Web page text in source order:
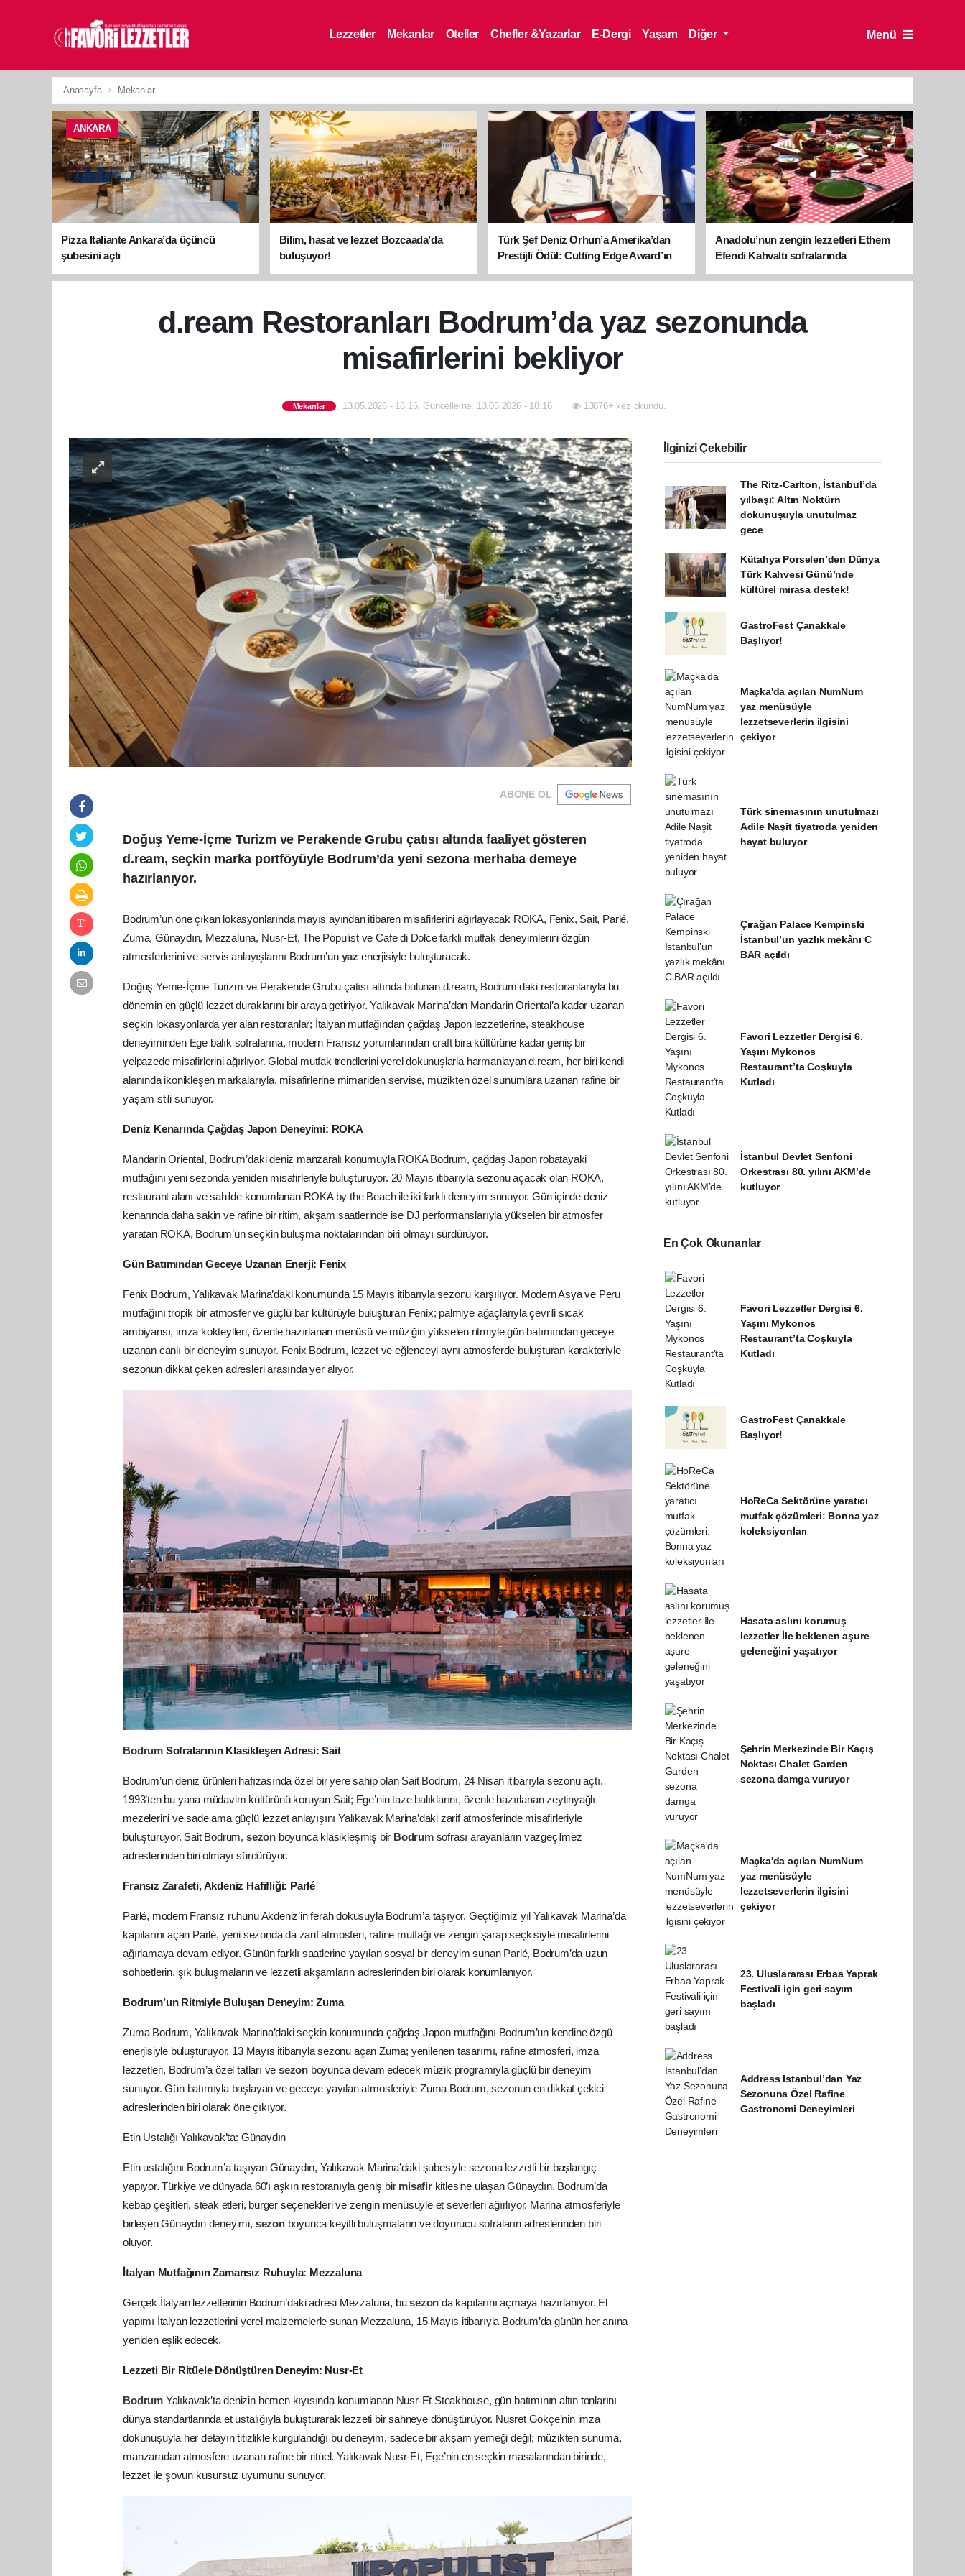
Lezzetler Mekanlar Oteller Chefler &Yazarlar E-Dergi Yaşam Diğer Menü
Anasayfa Mekanlar
ANKARA
Pizza Italiante Ankara’da üçüncü
şubesini açtı
Bilim, hasat ve lezzet Bozcaada’da
buluşuyor!
Türk Şef Deniz Orhun’a Amerika’dan
Prestijli Ödül: Cutting Edge Award’ın
sahibi oldu
Anadolu’nun zengin lezzetleri Ethem
Efendi Kahvaltı sofralarında
d.ream Restoranları Bodrum’da yaz sezonunda
misafirlerini bekliyor
Mekanlar 13.05.2026 - 18:16, Güncelleme: 13.05.2026 - 18:16 13876+ kez okundu.
ABONE OL
Doğuş Yeme-İçme Turizm ve Perakende Grubu çatısı altında faaliyet gösteren
d.ream, seçkin marka portföyüyle Bodrum’da yeni sezona merhaba demeye
hazırlanıyor.
Bodrum’un öne çıkan lokasyonlarında mayıs ayından itibaren misafirlerini ağırlayacak ROKA, Fenix, Sait, Parlé,
Zuma, Günaydın, Mezzaluna, Nusr-Et, The Populist ve Cafe di Dolce farklı mutfak deneyimlerini özgün
atmosferlerini ve servis anlayışlarını Bodrum’un yaz enerjisiyle buluşturacak.
Doğuş Yeme-İçme Turizm ve Perakende Grubu çatısı altında bulunan d.ream, Bodrum'daki restoranlarıyla bu
dönemin en güçlü lezzet duraklarını bir araya getiriyor. Yalıkavak Marina’dan Mandarin Oriental’a kadar uzanan
seçkin lokasyonlarda yer alan restoranlar; İtalyan mutfağından çağdaş Japon lezzetlerine, steakhouse
deneyiminden Ege balık sofralarına, modern Fransız yorumlarından craft bira kültürüne kadar geniş bir
yelpazede misafirlerini ağırlıyor. Global mutfak trendlerini yerel dokunuşlarla harmanlayan d.ream, her biri kendi
alanında ikonikleşen markalarıyla, misafirlerine mimariden servise, müzikten özel sunumlara uzanan rafine bir
yaşam stili sunuyor.
Deniz Kenarında Çağdaş Japon Deneyimi: ROKA
Mandarin Oriental, Bodrum’daki deniz manzaralı konumuyla ROKA Bodrum, çağdaş Japon robatayaki
mutfağını yeni sezonda yeniden misafirleriyle buluşturuyor. 20 Mayıs itibarıyla sezonu açacak olan ROKA,
restaurant alanı ve sahilde konumlanan ROKA by the Beach ile iki farklı deneyim sunuyor. Gün içinde deniz
kenarında daha sakin ve rafine bir ritim, akşam saatlerinde ise DJ performanslarıyla yükselen bir atmosfer
yaratan ROKA, Bodrum’un seçkin buluşma noktalarından biri olmayı sürdürüyor.
Gün Batımından Geceye Uzanan Enerji: Fenix
Fenix Bodrum, Yalıkavak Marina’daki konumunda 15 Mayıs itibarıyla sezonu karşılıyor. Modern Asya ve Peru
mutfağını tropik bir atmosfer ve güçlü bar kültürüyle buluşturan Fenix; palmiye ağaçlarıyla çevrili sıcak
ambiyansı, imza kokteylleri, özenle hazırlanan menüsü ve müziğin yükselen ritmiyle gün batımından geceye
uzanan canlı bir deneyim sunuyor. Fenix Bodrum, lezzet ve eğlenceyi aynı atmosferde buluşturan karakteriyle
sezonun dikkat çeken adresleri arasında yer alıyor.
Bodrum Sofralarının Klasikleşen Adresi: Sait
Bodrum’un deniz ürünleri hafızasında özel bir yere sahip olan Sait Bodrum, 24 Nisan itibarıyla sezonu açtı.
1993’ten bu yana müdavim kültürünü koruyan Sait; Ege’nin taze balıklarını, özenle hazırlanan zeytinyağlı
mezelerini ve sade ama güçlü lezzet anlayışını Yalıkavak Marina’daki zarif atmosferinde misafirleriyle
buluşturuyor. Sait Bodrum, sezon boyunca klasikleşmiş bir Bodrum sofrası arayanların vazgeçilmez
adreslerinden biri olmayı sürdürüyor.
Fransız Zarafeti, Akdeniz Hafifliği: Parlé
Parlé, modern Fransız ruhunu Akdeniz’in ferah dokusuyla Bodrum’a taşıyor. Geçtiğimiz yıl Yalıkavak Marina’da
kapılarını açan Parlé, yeni sezonda da zarif atmosferi, rafine mutfağı ve zengin şarap seçkisiyle misafirlerini
ağırlamaya devam ediyor. Günün farklı saatlerine yayılan sosyal bir deneyim sunan Parlé, Bodrum’da uzun
sohbetlerin, şık buluşmaların ve lezzetli akşamların adreslerinden biri olarak konumlanıyor.
Bodrum’un Ritmiyle Buluşan Deneyim: Zuma
Zuma Bodrum, Yalıkavak Marina’daki seçkin konumunda çağdaş Japon mutfağını Bodrum’un kendine özgü
enerjisiyle buluşturuyor. 13 Mayıs itibarıyla sezonu açan Zuma; yenilenen tasarımı, rafine atmosferi, imza
lezzetleri, Bodrum’a özel tatları ve sezon boyunca devam edecek müzik programıyla güçlü bir deneyim
sunuyor. Gün batımıyla başlayan ve geceye yayılan atmosferiyle Zuma Bodrum, sezonun en dikkat çekici
adreslerinden biri olarak öne çıkıyor.
Etin Ustalığı Yalıkavak’ta: Günaydın
Etin ustalığını Bodrum’a taşıyan Günaydın, Yalıkavak Marina’daki şubesiyle sezona lezzetli bir başlangıç
yapıyor. Türkiye ve dünyada 60’ı aşkın restoranıyla geniş bir misafir kitlesine ulaşan Günaydın, Bodrum’da
kebap çeşitleri, steak etleri, burger seçenekleri ve zengin menüsüyle et severleri ağırlıyor. Marina atmosferiyle
birleşen Günaydın deneyimi, sezon boyunca keyifli buluşmaların ve doyurucu sofraların adreslerinden biri
oluyor.
İtalyan Mutfağının Zamansız Ruhuyla: Mezzaluna
Gerçek İtalyan lezzetlerinin Bodrum’daki adresi Mezzaluna, busezonda kapılarını açmaya hazırlanıyor. El
yapımı İtalyan lezzetlerini yerel malzemelerle sunan Mezzaluna, 15 Mayıs itibarıyla Bodrum’da günün her anına
yeniden eşlik edecek.
Lezzeti Bir Ritüele Dönüştüren Deneyim: Nusr-Et
Bodrum Yalıkavak’ta denizin hemen kıyısında konumlanan Nusr-Et Steakhouse, gün batımının altın tonlarını
dünya standartlarında et ustalığıyla buluşturarak lezzeti bir sahneye dönüştürüyor. Nusret Gökçe’nin imza
dokunuşuyla her detayın titizlikle kurgulandığı bu deneyim, sadece bir akşam yemeği değil; müzikten sunuma,
manzaradan atmosfere uzanan rafine bir ritüel. Yalıkavak Nusr-Et, Ege’nin en seçkin masalarından birinde,
lezzet ile şovun kusursuz uyumunu sunuyor.
İlginizi Çekebilir
The Ritz-Carlton, İstanbul’da
yılbaşı: Altın Noktürn
dokunuşuyla unutulmaz
gece
Kütahya Porselen’den Dünya
Türk Kahvesi Günü’nde
kültürel mirasa destek!
GastroFest Çanakkale
Başlıyor!
Maçka'da açılan NumNum
yaz menüsüyle
lezzetseverlerin ilgisini
çekiyor
Türk sinemasının unutulmazı
Adile Naşit tiyatroda yeniden
hayat buluyor
Çırağan Palace Kempinski
İstanbul’un yazlık mekânı C
BAR açıldı
Favori Lezzetler Dergisi 6.
Yaşını Mykonos
Restaurant’ta Coşkuyla
Kutladı
İstanbul Devlet Senfoni
Orkestrası 80. yılını AKM’de
kutluyor
En Çok Okunanlar
Favori Lezzetler Dergisi 6.
Yaşını Mykonos
Restaurant’ta Coşkuyla
Kutladı
GastroFest Çanakkale
Başlıyor!
HoReCa Sektörüne yaratıcı
mutfak çözümleri: Bonna yaz
koleksiyonları
Hasata aslını korumuş
lezzetler İle beklenen aşure
geleneğini yaşatıyor
Şehrin Merkezinde Bir Kaçış
Noktası Chalet Garden
sezona damga vuruyor
Maçka'da açılan NumNum
yaz menüsüyle
lezzetseverlerin ilgisini
çekiyor
23. Uluslararası Erbaa Yaprak
Festivali için geri sayım
başladı
Address Istanbul’dan Yaz
Sezonuna Özel Rafine
Gastronomi Deneyimleri